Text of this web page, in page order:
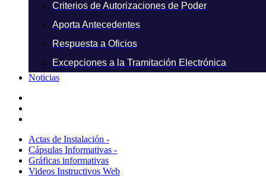
Criterios de Autorizaciones de Poder
Aporta Antecedentes
Respuesta a Oficios
Excepciones a la Tramitación Electrónica
Noticias
Actas de Instalación -
Cápsulas Informativas -
Gráficas informativas
Videos Instructivos Web